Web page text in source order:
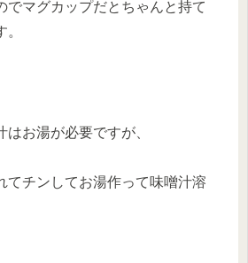
でマグカップだとちゃんと持て
お湯が必要ですが、
てチンしてお湯作って味噌汁溶